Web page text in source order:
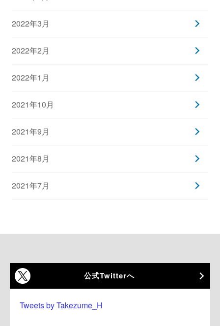
2022年3月
2022年2月
2022年1月
2021年10月
2021年9月
2021年8月
2021年7月
公式Twitterへ
Tweets by Takezume_H